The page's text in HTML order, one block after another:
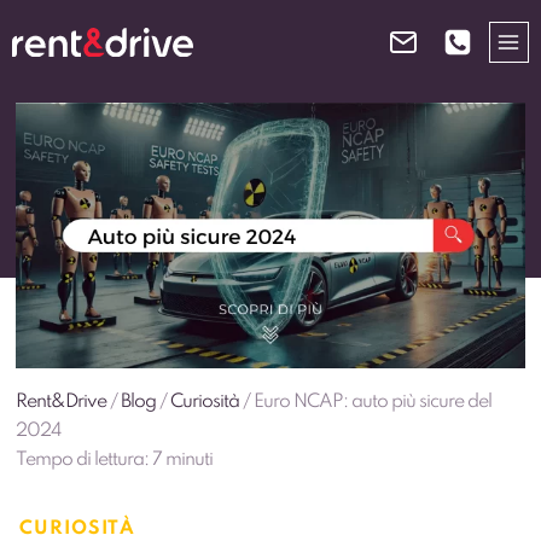
al
Rent&Drive/ Blog /Curiosità / Euro NCAP: auto più sicure del
2024
Tempo di lettura: 7 minuti
CURIOSITÀ